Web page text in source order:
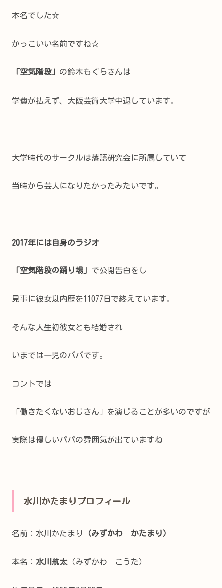
本名でした☆
かっこいい名前ですね☆
「空気階段」 の鈴木もぐらさんは
学費が払えず、大阪芸術大学中退しています。
大学時代のサークルは落語研究会に所属していて
当時から芸人になりたかったみたいです。
2017年には自身のラジオ
「空気階段の踊り場」 で公開告白をし
見事に彼女以内歴を11077日で終えています。
そんな人生初彼女とも結婚され
いまでは一児のパパです。
コントでは
「働きたくないおじさん」を演じることが多いのですが
実際は優しいパパの雰囲気が出ていますね
水川かたまりプロフィール
名前：水川かたまり （みずかわ かたまり）
本名： 水川航太 （みずかわ こうた）